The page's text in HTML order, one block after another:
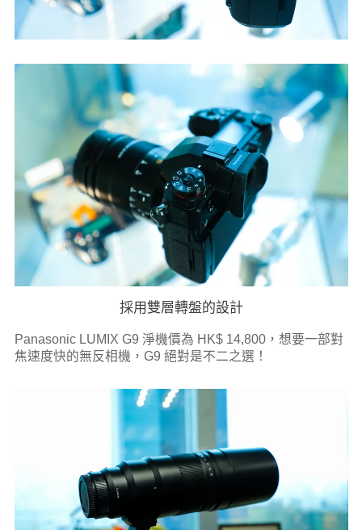
採用雙層轉盤的設計
Panasonic LUMIX G9 淨機價為 HK$ 14,800，想要一部對
焦速度快的無反相機，G9 絕對是不二之選！